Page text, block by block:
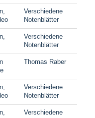
Verschiedene
Notenblätter
Verschiedene
Notenblätter
Thomas Raber
Verschiedene
Notenblätter
Verschiedene